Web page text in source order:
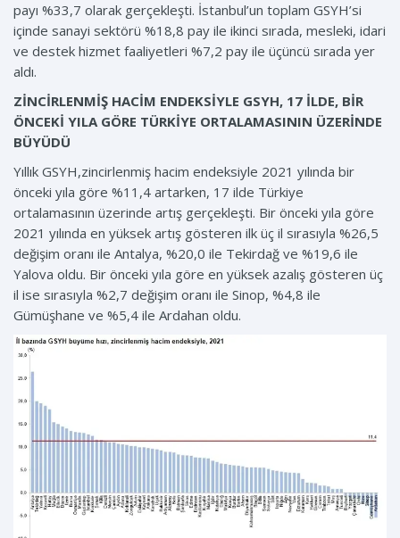
payı %33,7 olarak gerçekleşti. İstanbul’un toplam GSYH’si
içinde sanayi sektörü %18,8 pay ile ikinci sırada, mesleki, idari
ve destek hizmet faaliyetleri %7,2 pay ile üçüncü sırada yer
aldı.
ZİNCİRLENMİŞ HACİM ENDEKSİYLE GSYH, 17 İLDE, BİR
ÖNCEKİ YILA GÖRE TÜRKİYE ORTALAMASININ ÜZERİNDE
BÜYÜDÜ
Yıllık GSYH,zincirlenmiş hacim endeksiyle 2021 yılında bir
önceki yıla göre %11,4 artarken, 17 ilde Türkiye
ortalamasının üzerinde artış gerçekleşti. Bir önceki yıla göre
2021 yılında en yüksek artış gösteren ilk üç il sırasıyla %26,5
değişim oranı ile Antalya, %20,0 ile Tekirdağ ve %19,6 ile
Yalova oldu. Bir önceki yıla göre en yüksek azalış gösteren üç
il ise sırasıyla %2,7 değişim oranı ile Sinop, %4,8 ile
Gümüşhane ve %5,4 ile Ardahan oldu.